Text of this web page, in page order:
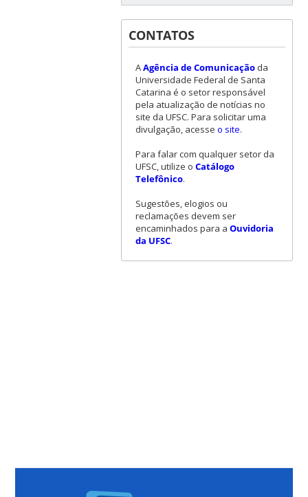
CONTATOS
AAgência de Comunicaçãoda
Universidade Federal de Santa
Catarina é o setor responsável
pela atualização de notícias no
site da UFSC. Para solicitar uma
divulgação, acesse o site.
Para falar com qualquer setor da
UFSC, utilize o Catálogo
Telefônico.
Sugestões, elogios ou
reclamações devem ser
encaminhados para a Ouvidoria
da UFSC.